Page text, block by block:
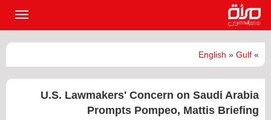
»
English » Gulf
U.S. Lawmakers' Concern on Saudi Arabia
Prompts Pompeo, Mattis Briefing